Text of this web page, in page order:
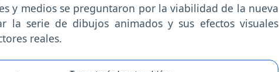
y medios se preguntaron por la viabilidad de la nueva
la serie de dibujos animados y sus efectos visuales
reales.